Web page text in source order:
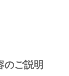
のご説明